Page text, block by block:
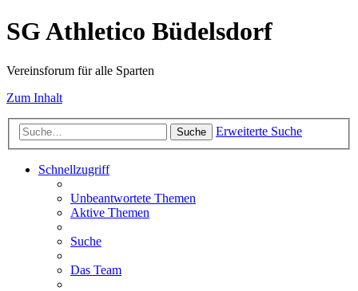
SG Athletico Büdelsdorf
Vereinsforum für alle Sparten
Zum Inhalt
Suche Erweiterte Suche
Schnellzugriff
Unbeantwortete Themen
Aktive Themen
Suche
Das Team